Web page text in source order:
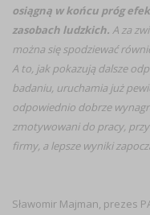
osiągną w końcu próg
zasobach ludzkich. A za
można się spodziewać
A to, jak pokazują dalsze
badaniu, uruchamia już
odpowiednio dobrze
zmotywowani do pracy,
firmy, a lepsze wyniki
Sławomir Majman, prezes